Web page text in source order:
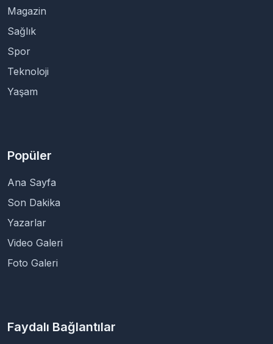
Magazin
Sağlık
Spor
Teknoloji
Yaşam
Popüler
Ana Sayfa
Son Dakika
Yazarlar
Video Galeri
Foto Galeri
Faydalı Bağlantılar